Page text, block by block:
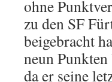
ohne
zu den SF
beigebracht
neun
da er seine